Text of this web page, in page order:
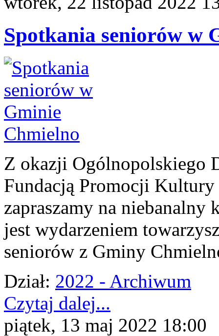
Spotkania seniorów w
Z okazji Ogólnopolskiego
Fundacją Promocji
zapraszamy na
jest wydarzeniem
seniorów z Gminy
Dział: 2022 - Archiwum
Czytaj dalej...
piątek, 13 maj 2022 18:00